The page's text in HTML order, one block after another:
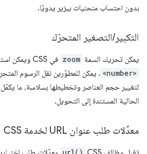
بدون احتساب منحنيات بيزير يدويًا.
التكبير/التصغير المتحرّك
يمكن تحريك السمة zoom في CSS ويمكن استيفاؤها كـ
<number> . يمكن للمطوّرين نقل الرسوم
لتغيير حجم العناصر وتخطيطها بسلاسة، ما
الحالية المستندة إلى التحويل.
معدِّلات طلب عنوان URL لخدمة CSS